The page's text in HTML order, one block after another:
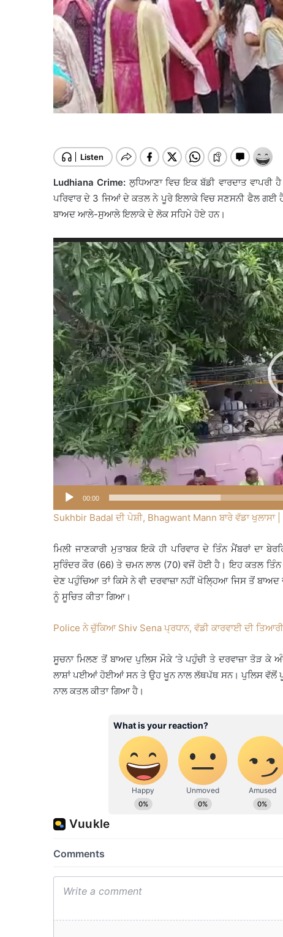
Ludhiana Crime: ਲੁਧਿਆਣਾ ਵਿਚ ਇਕ ਬੱਡੀ ਵਾਰਦਾਤ
ਪਰਿਵਾਰ ਦੇ 3 ਜਿਆਂ ਦੇ ਕਤਲ ਨੇ ਪੂਰੇ ਇਲਾਕੇ ਵਿਚ ਸਣਸਨੀ ਫੈਲ ਗਈ
ਬਾਅਦ ਆਲੇ-ਸੁਆਲੇ ਇਲਾਕੇ ਦੇ ਲੋਕ ਸਹਿਮੇ ਹੋਏ ਹਨ।
Video
Player
00:00
Sukhbir Badal ਦੀ ਪੇਸ਼ੀ, Bhagwant Mann ਬਾਰੇ ਵੱਡਾ ਖੁਲਾਸਾ
ਮਿਲੀ ਜਾਣਕਾਰੀ ਮੁਤਾਬਕ ਇਕੋ ਹੀ ਪਰਿਵਾਰ ਦੇ ਤਿੰਨ ਮੈਂਬਰਾਂ ਦਾ
ਸੁਰਿੰਦਰ ਕੌਰ (66) ਤੇ ਚਮਨ ਲਾਲ (70) ਵਜੋਂ ਹੋਈ ਹੈ। ਇਹ ਕਤਲ ਤਿੰਨ
ਦੇਣ ਪਹੁੰਚਿਆ ਤਾਂ ਕਿਸੇ ਨੇ ਵੀ ਦਰਵਾਜ਼ਾ ਨਹੀਂ ਖੋਲ੍ਹਿਆ ਜਿਸ ਤੋਂ
ਨੂੰ ਸੂਚਿਤ ਕੀਤਾ ਗਿਆ।
Police ਨੇ ਚੁੱਕਿਆ Shiv Sena ਪ੍ਰਧਾਨ, ਵੱਡੀ ਕਾਰਵਾਈ ਦੀ
ਸੂਚਨਾ ਮਿਲਣ ਤੋਂ ਬਾਅਦ ਪੁਲਿਸ ਮੌਕੇ ‘ਤੇ ਪਹੁੰਚੀ ਤੇ ਦਰਵਾਜ਼ਾ ਤੋੜ
ਲਾਸ਼ਾਂ ਪਈਆਂ ਹੋਈਆਂ ਸਨ ਤੇ ਉਹ ਖੂਨ ਨਾਲ ਲੱਥਪੱਥ ਸਨ। ਪੁਲਿਸ ਵੱਲੋਂ ਪੂਰੇ
ਨਾਲ ਕਤਲ ਕੀਤਾ ਗਿਆ ਹੈ।